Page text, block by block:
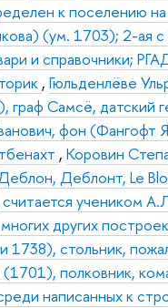
к поселению
(ум. 1703); 2-ая
и справочники;
,Гюльденлёве
Самсё, датский
фон
,Коровин
Деблонт, Le
учеником
других
1738), стольник,
полковник,
написанных к